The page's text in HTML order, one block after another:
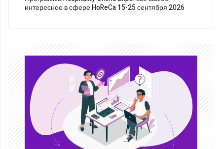
интересное в сфере HoReCa 15-25 сентября 2026